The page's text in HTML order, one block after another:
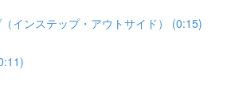
インステップ・アウトサイド） (0:15)